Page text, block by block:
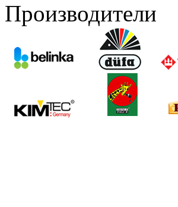
Производители